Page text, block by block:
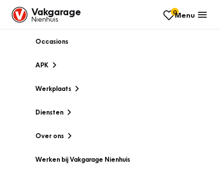
Vakgarage
Nienhuis
0Menu
Occasions
APK
Werkplaats
Diensten
Over ons
Werken bij Vakgarage Nienhuis